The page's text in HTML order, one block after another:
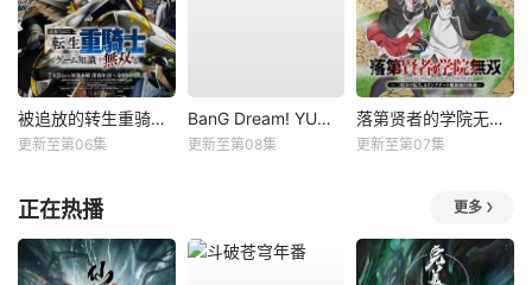
被追放的转生重骑士用游戏知识开无双
更新至第06集
BanG Dream! YUME∞MITA
更新至第08集
落第贤者的学院无双第二回转生，S等级作弊魔术师冒险记
更新至第07集
正在热播 更多